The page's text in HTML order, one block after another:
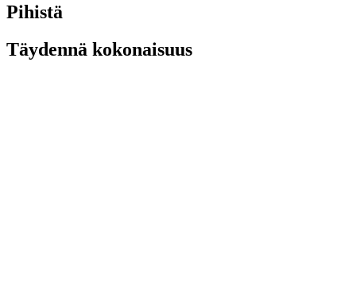
Pihistä
Täydennä kokonaisuus